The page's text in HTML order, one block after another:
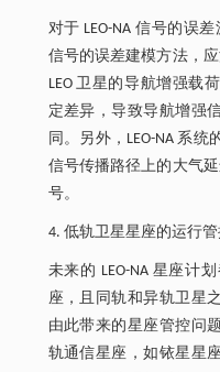
对于 LEO-NA 信号的误
信号的误差建模方法，应
LEO 卫星的导航增强载
定差异，导致导航增强
同。另外，LEO-NA 系
信号传播路径上的大气延
号。
4. 低轨卫星星座的运行
未来的 LEO-NA 星座计
座，且同轨和异轨卫星
由此带来的星座管控问
轨通信星座，如铱星星